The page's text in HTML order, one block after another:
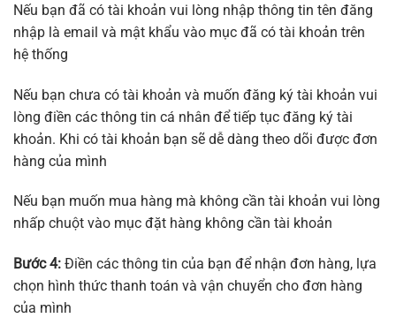
Nếu bạn đã có tài khoản vui lòng nhập thông tin tên đăng
nhập là email và mật khẩu vào mục đã có tài khoản trên
hệ thống
Nếu bạn chưa có tài khoản và muốn đăng ký tài khoản vui
lòng điền các thông tin cá nhân để tiếp tục đăng ký tài
khoản. Khi có tài khoản bạn sẽ dễ dàng theo dõi được đơn
hàng của mình
Nếu bạn muốn mua hàng mà không cần tài khoản vui lòng
nhấp chuột vào mục đặt hàng không cần tài khoản
Bước 4: Điền các thông tin của bạn để nhận đơn hàng, lựa
chọn hình thức thanh toán và vận chuyển cho đơn hàng
của mình